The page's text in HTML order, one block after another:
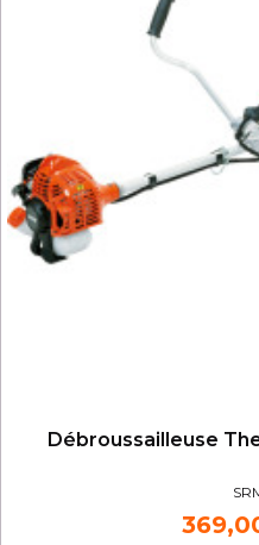
Débroussailleuse